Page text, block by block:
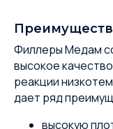
Филлеры Медам
высокое
реакции
дает ряд
высокую